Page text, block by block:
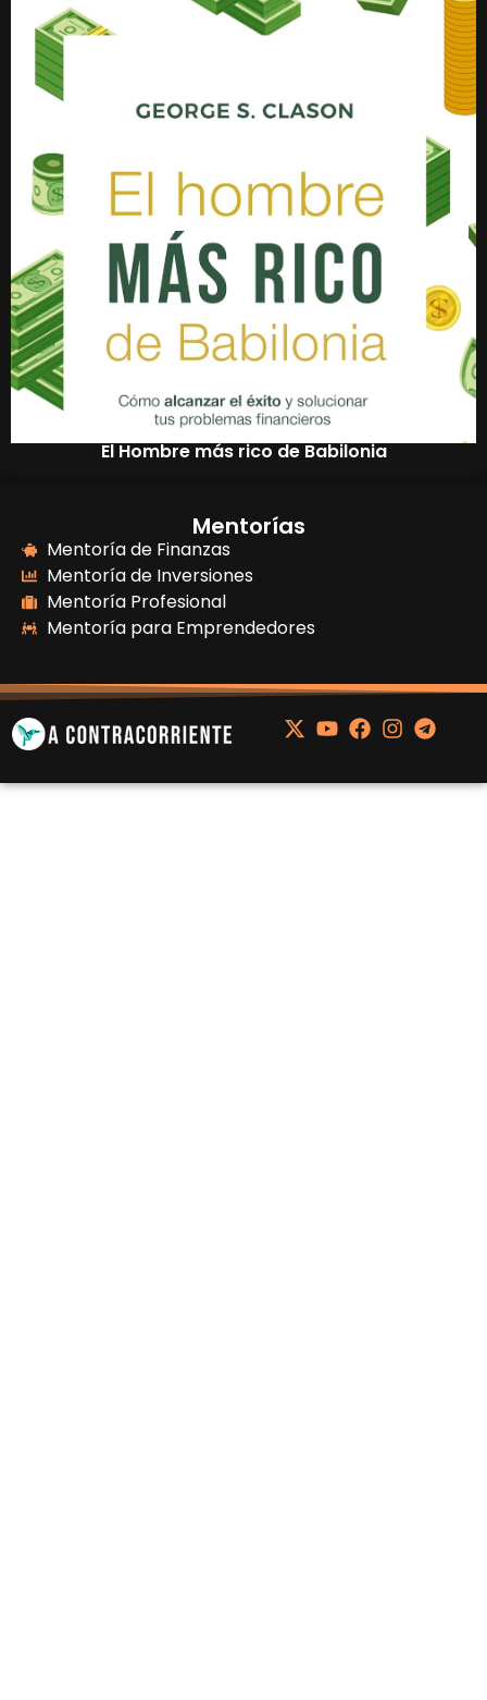
El Hombre más rico de Babilonia
Mentorías
Mentoría de Finanzas
Mentoría de Inversiones
Mentoría Profesional
Mentoría para Emprendedores